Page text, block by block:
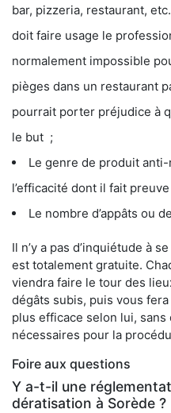
bar, pizzeria, restaurant,
doit faire usage le
normalement impossible
pièges dans un restaurant
pourrait porter préjudice à
le but ;
Le genre de produit
l’efficacité dont il fait preuve
Le nombre d’appâts ou
Il n’y a pas d’inquiétude à
est totalement gratuite.
viendra faire le tour des
dégâts subis, puis vous
plus efficace selon lui,
nécessaires pour la
Foire aux questions
Y a-t-il une
dératisation à Sorède ?